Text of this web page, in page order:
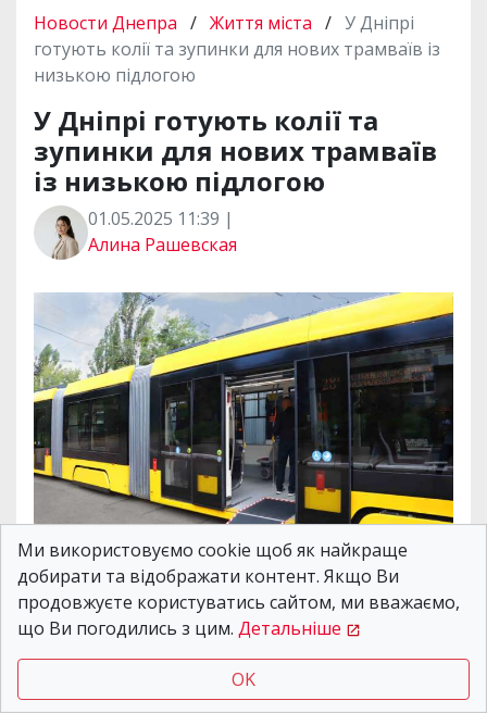
Новости Днепра / Життя міста / У Дніпрі
готують колії та зупинки для нових трамваїв із
низькою підлогою
У Дніпрі готують колії та
зупинки для нових трамваїв
із низькою підлогою
01.05.2025 11:39 |
Алина Рашевская
У центрі Дніпра кипить нічна робота — на
проспекті Дмитра Яворницького, біля зупинки
«Історичний музей», ремонтують трамвайні
колії. Роботи ведуть у темну пору доби, щоб не
зупиняти денний рух маршруту №1 —
Ми використовуємо cookie щоб як найкраще
добирати та відображати контент. Якщо Ви
продовжуєте користуватись сайтом, ми вважаємо,
що Ви погодились з цим. Детальніше
OK